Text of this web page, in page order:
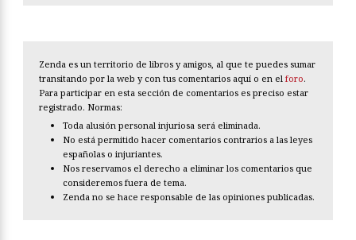
Zenda es un territorio de libros y amigos, al que te puedes sumar
transitando por la web y con tus comentarios aquí o en el foro.
Para participar en esta sección de comentarios es preciso estar
registrado. Normas:
Toda alusión personal injuriosa será eliminada.
No está permitido hacer comentarios contrarios a las leyes
españolas o injuriantes.
Nos reservamos el derecho a eliminar los comentarios que
consideremos fuera de tema.
Zenda no se hace responsable de las opiniones publicadas.